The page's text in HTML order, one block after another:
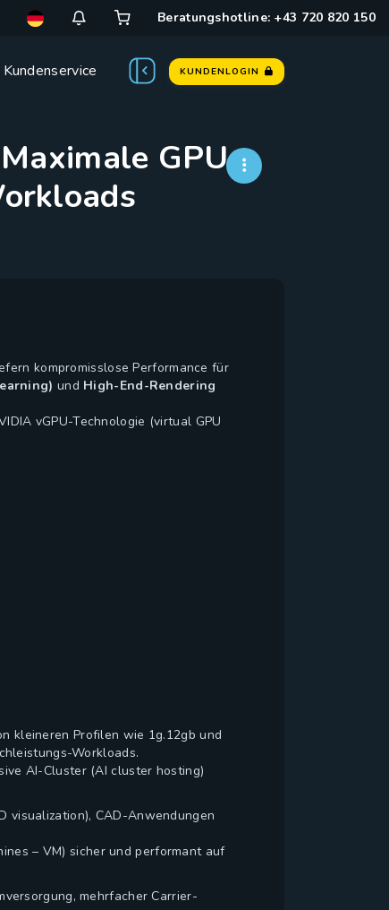
Beratungshotline: +43 720 820 150
Kundenservice KUNDENLOGIN
GPU-
kompromisslose Performance für
und High-End-Rendering
vGPU-Technologie (virtual GPU
kleineren Profilen wie 1g.12gb und
Workloads.
AI-Cluster (AI cluster hosting)
visualization), CAD-Anwendungen
– VM) sicher und performant auf
mehrfacher Carrier-